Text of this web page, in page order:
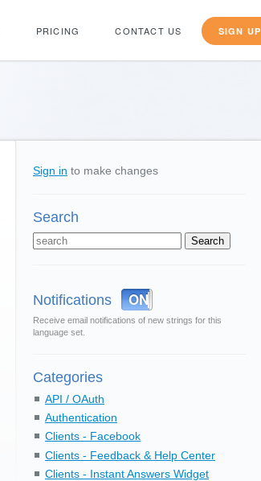
PRICING CONTACT US SIGN UP
Sign in to make changes
Search
Notifications OFF
ON
Receive email notifications of new strings for this
language set.
Categories
API / OAuth
Authentication
Clients - Facebook
Clients - Feedback & Help Center
Clients - Instant Answers Widget